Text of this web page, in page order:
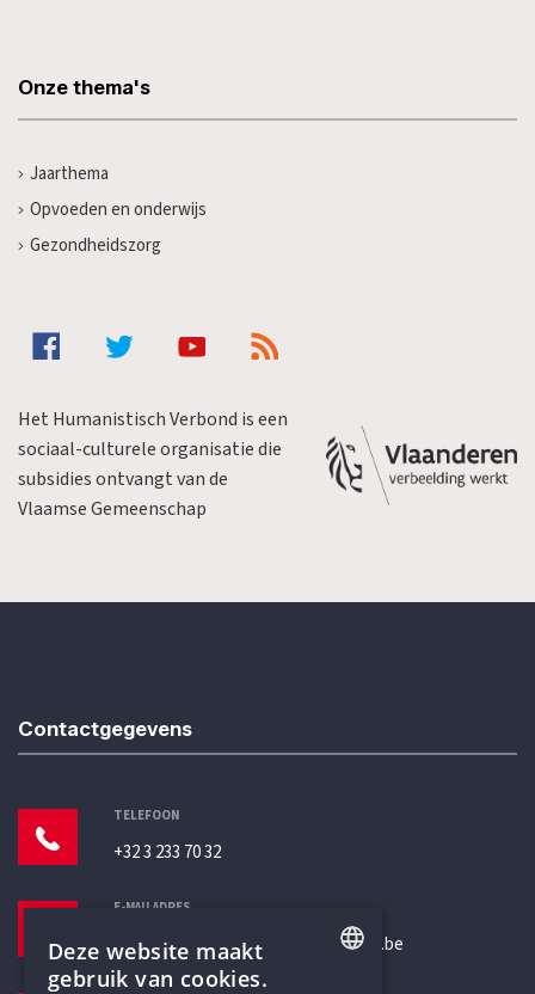
Onze thema's
Jaarthema
Opvoeden en onderwijs
Gezondheidszorg
Het Humanistisch Verbond is een
sociaal-culturele organisatie die
subsidies ontvangt van de
Vlaamse Gemeenschap
Contactgegevens
TELEFOON
+32 3 233 70 32
E-MAILADRES
secretariaat@humanistischverbond.be
Deze website maakt
gebruik van cookies.